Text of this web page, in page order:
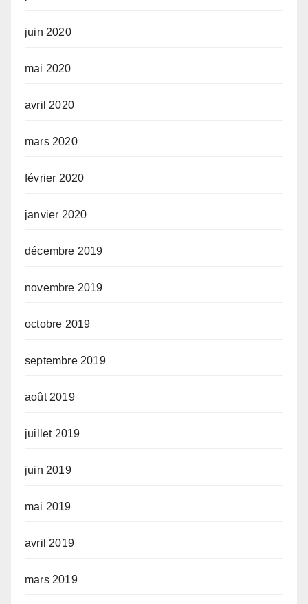
juin 2020
mai 2020
avril 2020
mars 2020
février 2020
janvier 2020
décembre 2019
novembre 2019
octobre 2019
septembre 2019
août 2019
juillet 2019
juin 2019
mai 2019
avril 2019
mars 2019